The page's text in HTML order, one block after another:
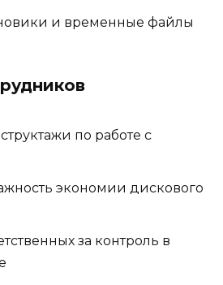
и временные файлы
по работе с
экономии дискового
за контроль в